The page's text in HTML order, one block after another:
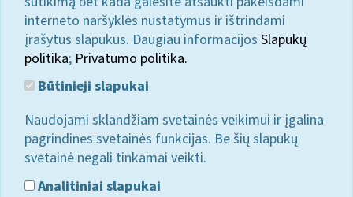
interneto naršyklės nustatymus ir ištrindami
įrašytus slapukus. Daugiau informacijos Slapukų
politika; Privatumo politika.
Būtinieji slapukai
Naudojami sklandžiam svetainės veikimui ir įgalina
pagrindines svetainės funkcijas. Be šių slapukų
svetainė negali tinkamai veikti.
Analitiniai slapukai